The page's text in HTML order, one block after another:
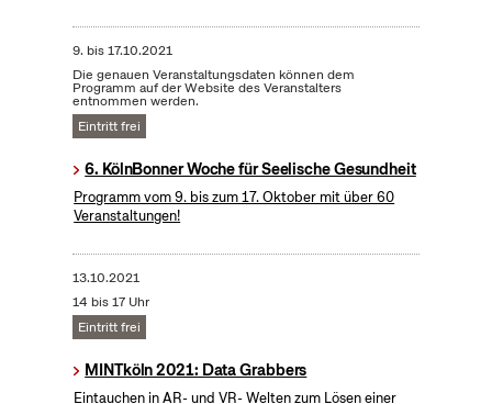
9. bis17.10.2021
Die genauen Veranstaltungsdaten können dem
Programm auf der Website des Veranstalters
entnommen werden.
Eintritt frei
6. KölnBonner Woche für Seelische Gesundheit
Programm vom 9. bis zum 17. Oktober mit über 60
Veranstaltungen!
13.10.2021
14 bis 17 Uhr
Eintritt frei
MINTköln 2021: Data Grabbers
Eintauchen in AR- und VR- Welten zum Lösen einer